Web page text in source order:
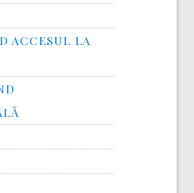
ACCESUL LA